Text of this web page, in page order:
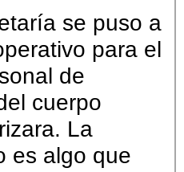
se puso a
para el
de
cuerpo
La
es algo que